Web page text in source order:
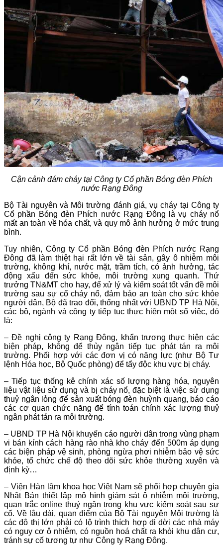
Cận cảnh đám cháy tại Công ty Cổ phần Bóng đèn Phích
nước Rạng Đông
Bộ Tài nguyên và Môi trường đánh giá, vụ cháy tại Công ty
Cổ phần Bóng đèn Phích nước Rạng Đông là vụ cháy nổ
mất an toàn về hóa chất, và quy mô ảnh hưởng ở mức trung
bình.
Tuy nhiên, Công ty Cổ phần Bóng đèn Phích nước Rạng
Đông đã làm thiệt hại rất lớn về tài sản, gây ô nhiễm môi
trường, không khí, nước mặt, trầm tích, có ảnh hưởng, tác
động xấu đến sức khỏe, môi trường xung quanh. Thứ
trưởng TN&MT cho hay, để xử lý và kiểm soát tốt vấn đề môi
trường sau sự cố cháy nổ, đảm bảo an toàn cho sức khỏe
người dân, Bộ đã trao đổi, thống nhất với UBND TP Hà Nội,
các bộ, ngành và công ty tiếp tục thực hiện một số việc, đó
là:
– Đề nghị công ty Rạng Đông, khẩn trương thực hiện các
biện pháp, không để thủy ngân tiếp tục phát tán ra môi
trường. Phối hợp với các đơn vị có năng lực (như Bộ Tư
lệnh Hóa học, Bộ Quốc phòng) để tẩy độc khu vực bị cháy.
– Tiếp tục thống kê chính xác số lượng hàng hóa, nguyên
liệu vật liệu sử dụng và bị cháy nổ, đặc biệt là việc sử dụng
thuỷ ngân lỏng để sản xuất bóng đèn huỳnh quang, báo cáo
các cơ quan chức năng để tính toán chính xác lượng thuỷ
ngân phát tán ra môi trường.
– UBND TP Hà Nội khuyến cáo người dân trong vùng phạm
vi bán kính cách hàng rào nhà kho cháy đến 500m áp dụng
các biện pháp vệ sinh, phòng ngừa phơi nhiễm bảo vệ sức
khỏe, tổ chức chế độ theo dõi sức khỏe thường xuyên và
định kỳ…
– Viện Hàn lâm khoa học Việt Nam sẽ phối hợp chuyên gia
Nhật Bản thiết lập mô hình giám sát ô nhiễm môi trường,
quan trắc online thuỷ ngân trong khu vực kiểm soát sau sự
cố. Về lâu dài, quan điểm của Bộ Tài nguyên Môi trường là
các đô thị lớn phải có lộ trình thích hợp di dời các nhà máy
có nguy cơ ô nhiễm, có nguồn hoá chất ra khỏi khu dân cư,
tránh sự cố tương tự như Công ty Rạng Đông.